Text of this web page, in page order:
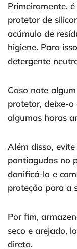
Primeiramente,
protetor de
acúmulo de
higiene. Para
detergente
Caso note
protetor, deixe-
algumas horas
Além disso,
pontiagudos no
danificá-lo e
proteção para a
Por fim,
seco e arejado,
direta.